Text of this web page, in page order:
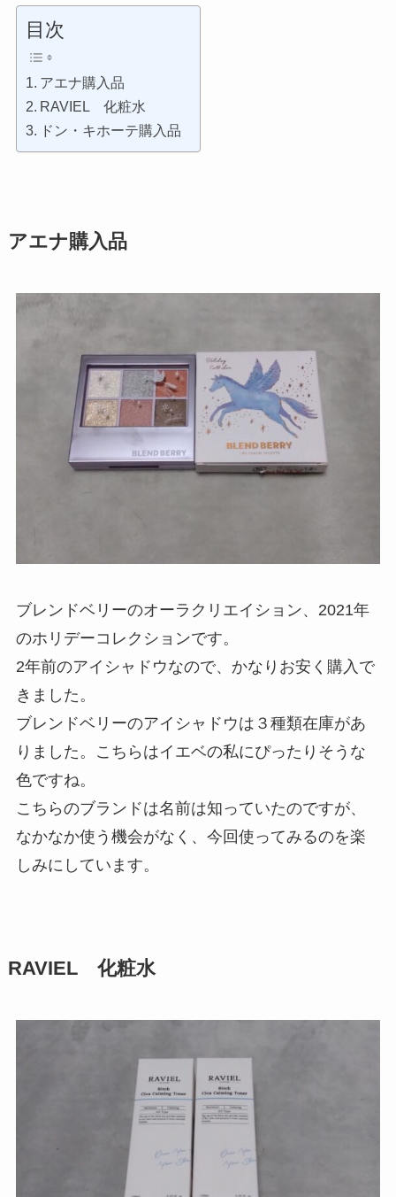
目次
アエナ購入品
RAVIEL 化粧水
ドン・キホーテ購入品
アエナ購入品
ブレンドベリーのオーラクリエイション、2021年
のホリデーコレクションです。
2年前のアイシャドウなので、かなりお安く購入で
きました。
ブレンドベリーのアイシャドウは３種類在庫があ
りました。こちらはイエベの私にぴったりそうな
色ですね。
こちらのブランドは名前は知っていたのですが、
なかなか使う機会がなく、今回使ってみるのを楽
しみにしています。
RAVIEL 化粧水